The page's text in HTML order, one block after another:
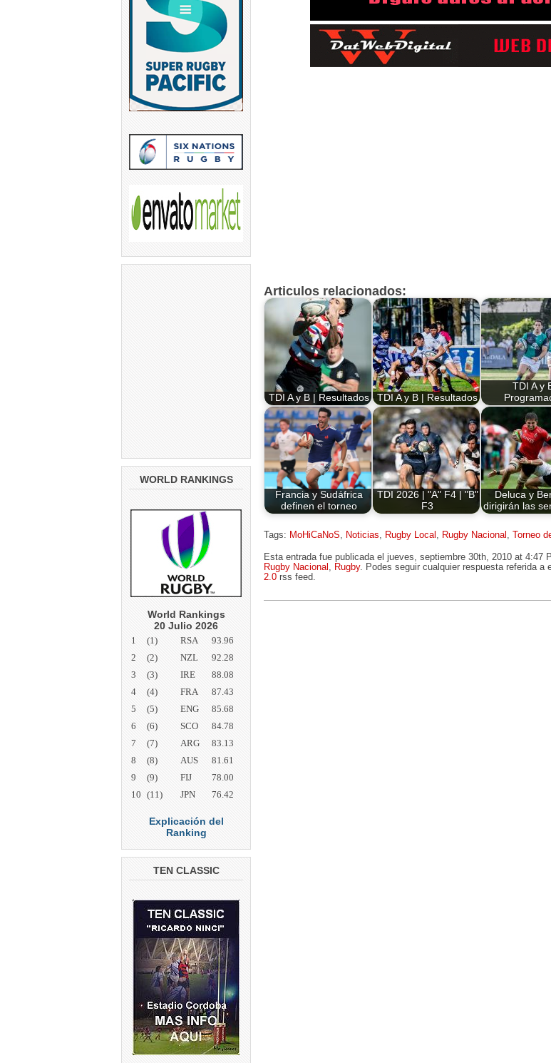
WORLD RANKINGS
World Rankings
20 Julio 2026
1 (1) RSA
93.96
2
(2) NZL
92.28
3
(3) IRE
88.08
4
(4) FRA
87.43
5
(5) ENG
85.68
6
(6) SCO
84.78
7
(7) ARG
83.13
8
(8) AUS
81.61
9
(9) FIJ
78.00
10 (11) JPN 76.42
Explicación del
Ranking
TEN CLASSIC
Articulos relacionados:
TDI A y B | Resultados TDI A y B | Resultados
TDI A y B
Francia y Sudáfrica
definen el torneo
TDI 2026 | "A" F4 | "B"
F3
Deluca y
dirigirán las
Tags: MoHiCaNoS, Noticias, Rugby Local , Rugby Nacional , Torneo
Esta entrada fue publicada el jueves, septiembre 30th, 2010 at 4:47
Rugby Nacional , Rugby. Podes seguir cualquier respuesta referida a
2.0 rss feed.